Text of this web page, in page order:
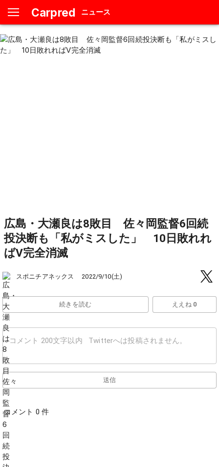
Carpred ニュース
広島・大瀬良は8敗目 佐々岡監督6回続
投決断も「私がミスした」 10日敗れれ
ばV完全消滅
スポニチアネックス 2022/9/10(土)
続きを読む ええね 0
送信
コメント 0 件